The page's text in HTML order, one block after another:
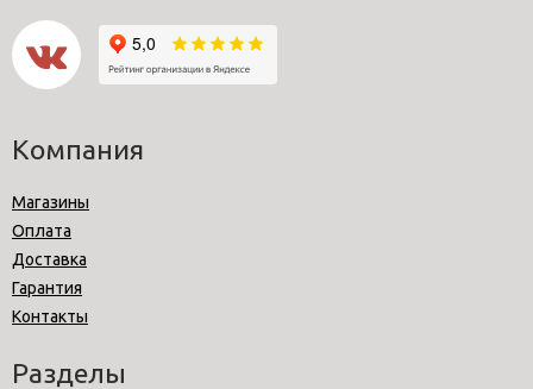
Компания
Магазины
Оплата
Доставка
Гарантия
Контакты
Разделы